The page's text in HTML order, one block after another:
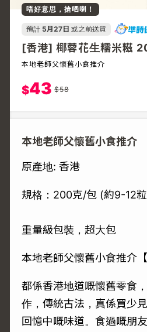
唔好意思，搶哂喇！
預計 5月27日 或之前送貨
[香港] 椰蓉花生糯米糍
本地老師父懷舊小食推介
$43 $58
本地老師父懷舊小食推介
原產地: 香港
規格：200克/包 (約9-12
重量級包裝，超大包
本地老師父懷舊小食推介【
都係香港地道嘅懷舊零食
作，傳統古法，真係買少
回憶中嘅味道。食過嘅朋